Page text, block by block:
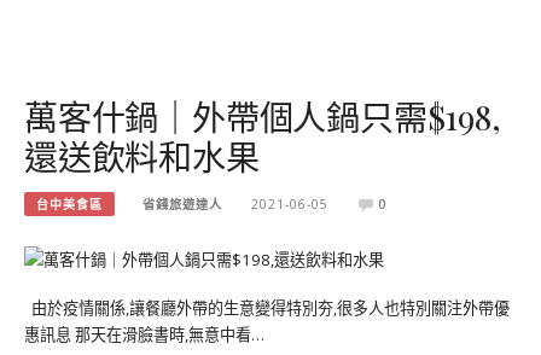
萬客什鍋｜外帶個人鍋只需$198,
還送飲料和水果
台中美食區 省錢旅遊達人 2021-06-05 0
由於疫情關係,讓餐廳外帶的生意變得特別夯,很多人也特別關注外帶優
惠訊息 那天在滑臉書時,無意中看…